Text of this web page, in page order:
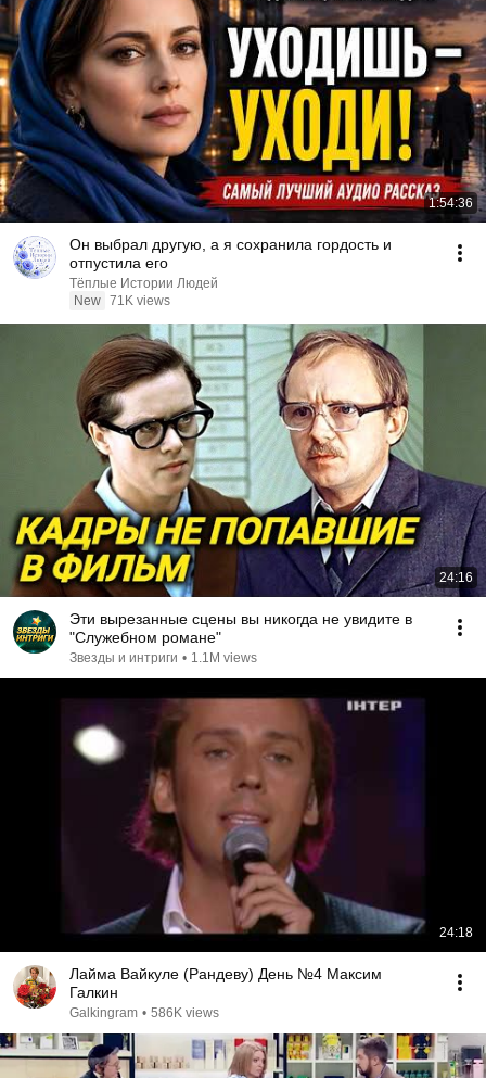
1:54:36
Он выбрал другую, а я сохранила гордость и
отпустила его
Тёплые Истории Людей
New 71K views
24:16
Эти вырезанные сцены вы никогда не увидите в
"Служебном романе"
Звезды и интриги • 1.1M views
24:18
Лайма Вайкуле (Рандеву) День №4 Максим
Галкин
Galkingram • 586K views